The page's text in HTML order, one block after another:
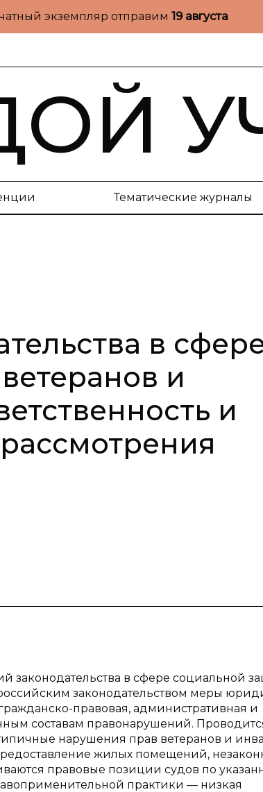
экземпляр отправим 19 августа
Тематические журналы
в
и
и
законодательства в сфере социальной
законодательством меры
правовая, административная и
составам правонарушений.
нарушения прав ветеранов и
жилых помещений,
правовые позиции судов по
практики — низкая